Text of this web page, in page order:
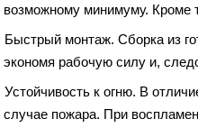
возможному минимуму. Кроме
Быстрый монтаж. Сборка из
экономя рабочую силу и,
Устойчивость к огню. В
случае пожара. При